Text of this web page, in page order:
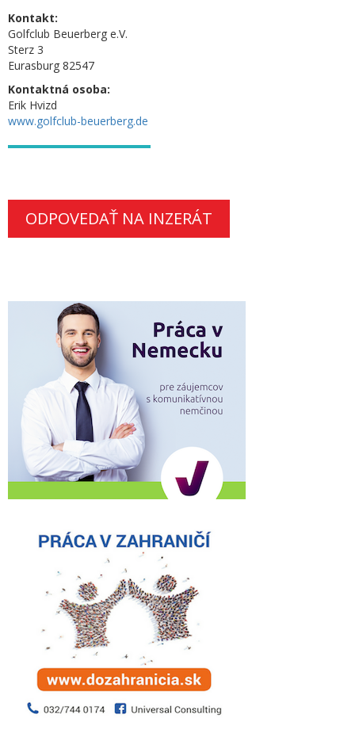
Kontakt:
Golfclub Beuerberg e.V.
Sterz 3
Eurasburg 82547
Kontaktná osoba:
Erik Hvizd
www.golfclub-beuerberg.de
ODPOVEDAŤ NA INZERÁT